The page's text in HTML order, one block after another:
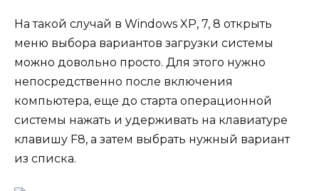
На такой случай в Windows XP, 7, 8 открыть
меню выбора вариантов загрузки системы
можно довольно просто. Для этого нужно
непосредственно после включения
компьютера, еще до старта операционной
системы нажать и удерживать на клавиатуре
клавишу F8, а затем выбрать нужный вариант
из списка.